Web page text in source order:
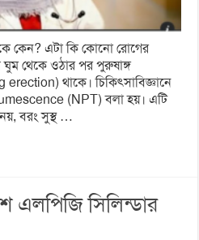
কেন? এটা কি কোনো রোগের
থেকে ওঠার পর পুরুষাঙ্গ
erection) থাকে। চিকিৎসাবিজ্ঞানে
(NPT) বলা হয়। এটি
বরং সুস্থ …
এলপিজি সিলিন্ডার